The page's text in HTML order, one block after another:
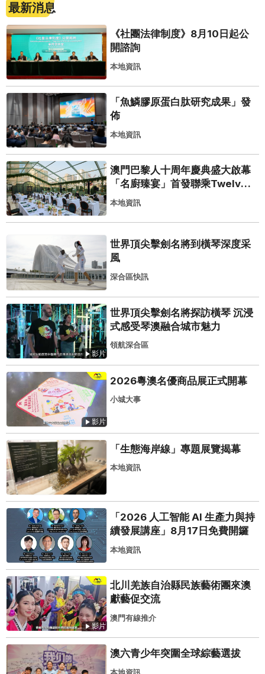
最新消息
《社團法律制度》8月10日起公
開諮詢
本地資訊
「魚鱗膠原蛋白肽研究成果」發
佈
本地資訊
澳門巴黎人十周年慶典盛大啟幕
「名廚臻宴」首發聯乘Twelve
25演繹極致法式風雅
本地資訊
世界頂尖擊劍名將到橫琴深度采
風
深合區快訊
影片
世界頂尖擊劍名將探訪橫琴 沉浸
式感受琴澳融合城市魅力
領航深合區
影片
2026粵澳名優商品展正式開幕
小城大事
「生態海岸線」專題展覽揭幕
本地資訊
「2026 人工智能 AI 生產力與持
續發展講座」8月17日免費開鑼
本地資訊
影片
北川羌族自治縣民族藝術團來澳
獻藝促交流
澳門有線推介
澳六青少年突圍全球綜藝選拔